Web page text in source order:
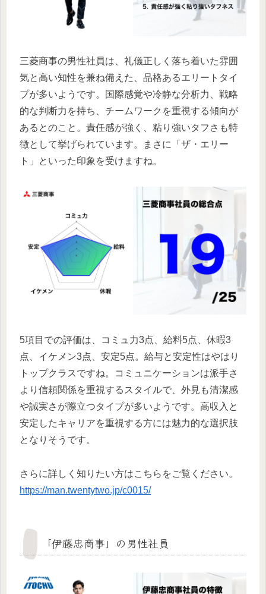
三菱商事の男性社員は、礼儀正しく落ち着いた雰囲
気と高い知性を兼ね備えた、品格あるエリートタイ
プが多いようです。国際感覚や冷静な分析力、戦略
的な判断力を持ち、チームワークを重視する傾向が
あるとのこと。責任感が強く、粘り強いタフさも特
徴として挙げられています。まさに「ザ・エリー
ト」といった印象を受けますね。
5項目での評価は、コミュ力3点、給料5点、休暇3
点、イケメン3点、安定5点。給与と安定性はやはり
トップクラスですね。コミュニケーションは派手さ
より信頼関係を重視するスタイルで、外見も清潔感
や誠実さが際立つタイプが多いようです。高収入と
安定したキャリアを重視する方には魅力的な選択肢
となりそうです。
さらに詳しく知りたい方はこちらをご覧ください。
https://man.twentytwo.jp/c0015/
「伊藤忠商事」の男性社員